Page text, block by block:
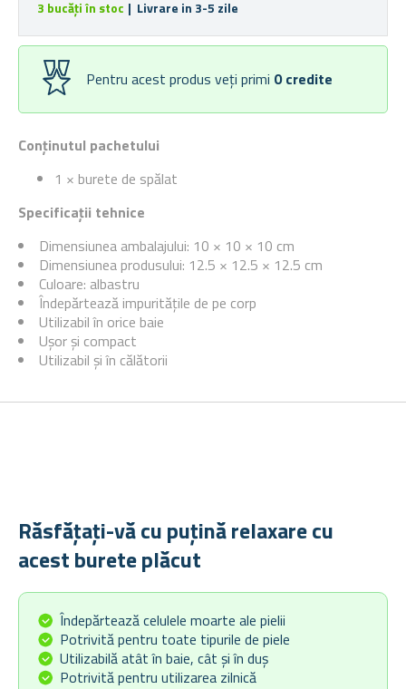
Conținutul pachetului
1 × burete de spălat
Specificații tehnice
Dimensiunea ambalajului: 10 × 10 × 10 cm
Dimensiunea produsului: 12.5 × 12.5 × 12.5 cm
Culoare: albastru
Îndepărtează impuritățile de pe corp
Utilizabil în orice baie
Ușor și compact
Utilizabil și în călătorii
3 bucăți în stoc | Livrare in 3-5 zile
Pentru acest produs veți primi 0 credite
Răsfățați-vă cu puțină relaxare cu
acest burete plăcut
Îndepărtează celulele moarte ale pielii
Potrivită pentru toate tipurile de piele
Utilizabilă atât în baie, cât și în duș
Potrivită pentru utilizarea zilnică